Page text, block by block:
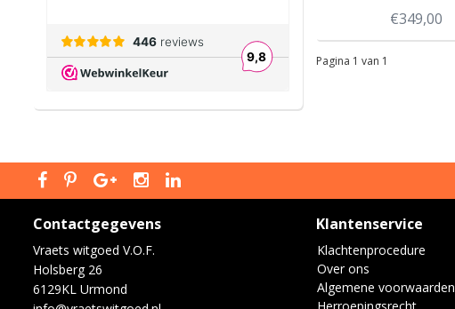
€349,00
Pagina 1 van 1
Contactgegevens
Vraets witgoed V.O.F.
Holsberg 26
6129KL Urmond
Klantenservice
Klachtenprocedure
Over ons
Algemene voorwaarden